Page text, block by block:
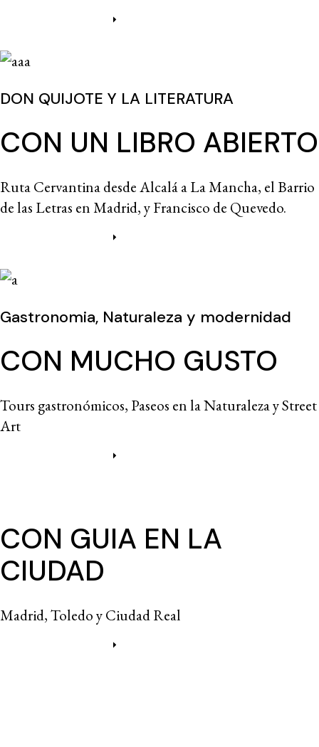
DON QUIJOTE Y LA LITERATURA
CON UN LIBRO ABIERTO
Ruta Cervantina desde Alcalá a La Mancha, el Barrio
de las Letras en Madrid, y Francisco de Quevedo.
Gastronomia, Naturaleza y modernidad
CON MUCHO GUSTO
Tours gastronómicos, Paseos en la Naturaleza y Street
Art
CON GUIA EN LA
CIUDAD
Madrid, Toledo y Ciudad Real